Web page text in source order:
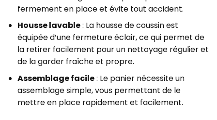
fermement en place et évite tout accident.
Housse lavable: La housse de coussin est
équipée d’une fermeture éclair, ce qui permet de
la retirer facilement pour un nettoyage régulier et
de la garder fraîche et propre.
Assemblage facile: Le panier nécessite un
assemblage simple, vous permettant de le
mettre en place rapidement et facilement.